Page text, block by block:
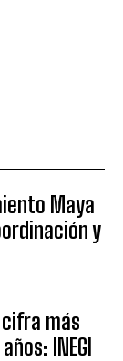
Maya
y
más
INEGI